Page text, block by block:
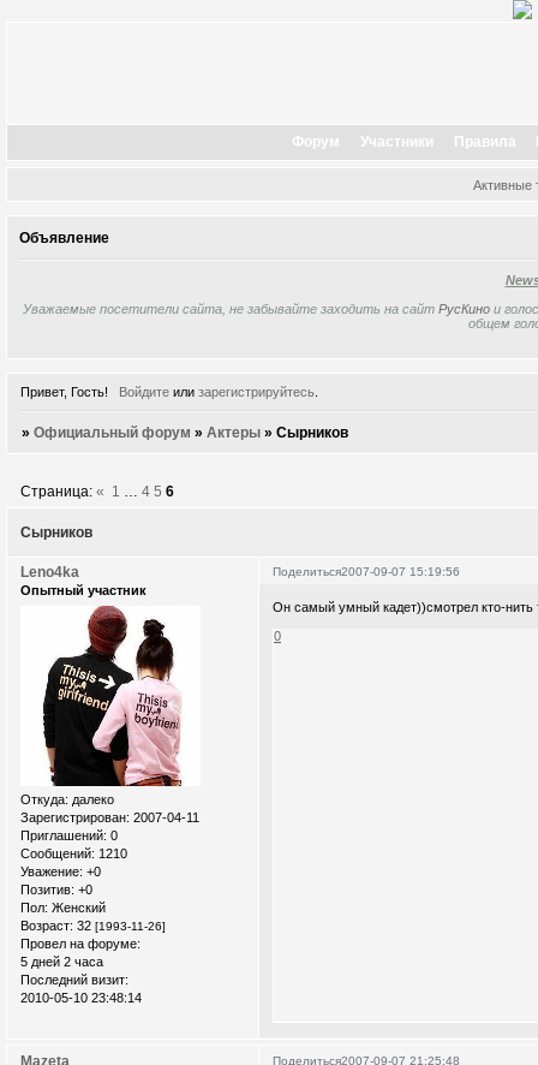
Форум Участники Правила
Активные
Объявление
Уважаемые посетители сайта, не забывайте заходить на сайт РусКино и
общем
Привет, Гость! Войдитеили зарегистрируйтесь.
»Официальный форум »Актеры »Сырников
Сырников
Страница:« 1 … 4 5 6
Поделиться2007-09-07 15:19:56
Leno4ka
Опытный участник
Откуда: далеко
Зарегистрирован: 2007-04-11
Приглашений: 0
Сообщений: 1210
Уважение: +0
Позитив: +0
Пол: Женский
Возраст: 32 [1993-11-26]
Провел на форуме:
5 дней 2 часа
Последний визит:
2010-05-10 23:48:14
Он самый умный кадет))смотрел кто-нить
0
Поделиться2007-09-07 21:25:48
Mazeta